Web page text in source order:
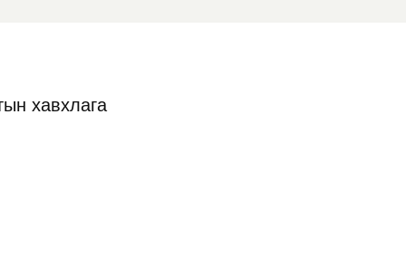
хавхлага